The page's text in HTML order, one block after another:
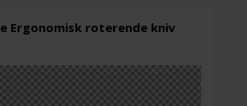
Ergonomisk roterende kniv